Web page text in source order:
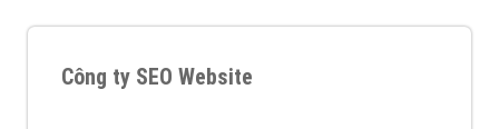
Công ty SEO Website